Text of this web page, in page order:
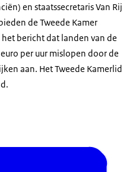
en staatssecretaris Van Rij
de Tweede Kamer
bericht dat landen van de
per uur mislopen door de
aan. Het Tweede Kamerlid